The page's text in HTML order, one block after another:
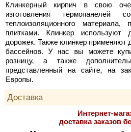
Клинкерный кирпич в свою
изготовления термопанелей
теплоизоляционного материала,
плитками. Клинкер
дорожек. Также клинкер применяют
бассейнов. У нас вы можете
розницу, а также
представленный на сайте, на
Европы.
Доставка
Интернет-
доставка заказов